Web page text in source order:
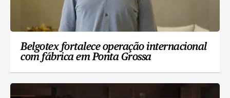
Belgotex fortalece operação internacional
com fábrica em Ponta Grossa